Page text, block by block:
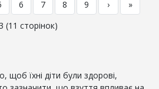
6 7 8 9 ›
»
(11 сторінок)
щоб їхні діти були здорові,